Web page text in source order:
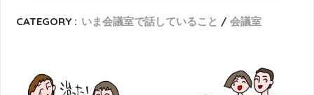
CATEGORY : いま会議室で話していること 会議室